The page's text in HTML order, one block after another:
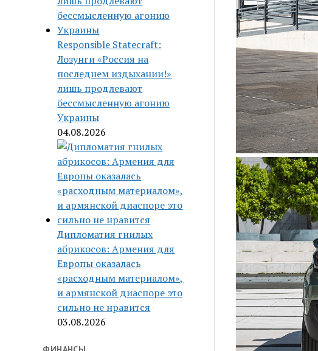
Responsible Statecraft:
Лозунги «Россия на
последнем издыхании!»
лишь продлевают
бессмысленную агонию
Украины
04.08.2026
Дипломатия гнилых
абрикосов: Армения для
Европы оказалась
«расходным материалом»,
и армянской диаспоре это
сильно не нравится
03.08.2026